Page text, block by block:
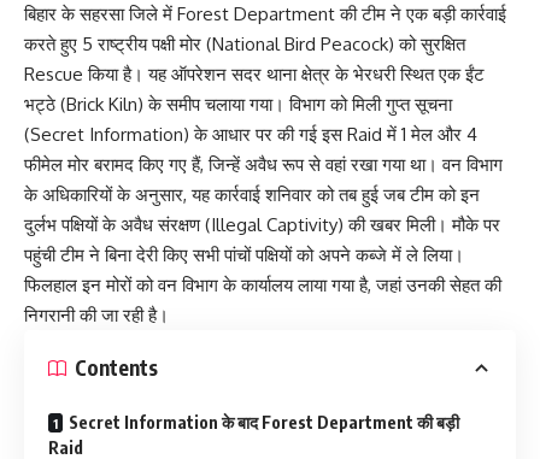
बिहार के सहरसा जिले में Forest Department की टीम ने एक बड़ी कार्रवाई
करते हुए 5 राष्ट्रीय पक्षी मोर (National Bird Peacock) को सुरक्षित
Rescue किया है। यह ऑपरेशन सदर थाना क्षेत्र के भेरधरी स्थित एक ईंट
भट्ठे (Brick Kiln) के समीप चलाया गया। विभाग को मिली गुप्त सूचना
(Secret Information) के आधार पर की गई इस Raid में 1 मेल और 4
फीमेल मोर बरामद किए गए हैं, जिन्हें अवैध रूप से वहां रखा गया था। वन विभाग
के अधिकारियों के अनुसार, यह कार्रवाई शनिवार को तब हुई जब टीम को इन
दुर्लभ पक्षियों के अवैध संरक्षण (Illegal Captivity) की खबर मिली। मौके पर
पहुंची टीम ने बिना देरी किए सभी पांचों पक्षियों को अपने कब्जे में ले लिया।
फिलहाल इन मोरों को वन विभाग के कार्यालय लाया गया है, जहां उनकी सेहत की
निगरानी की जा रही है।
Contents
Secret Information के बाद Forest Department की बड़ी
Raid